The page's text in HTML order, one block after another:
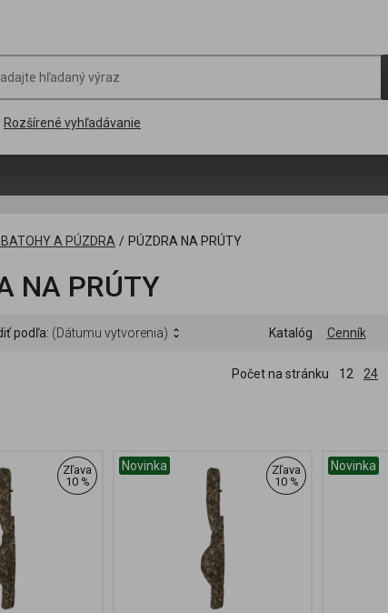
Rozšírené vyhľadávanie
A PÚZDRA / PÚZDRA NA PRÚTY
NA PRÚTY
podľa: (Dátumu vytvorenia) Katalóg Cenník
Počet na stránku 12 24
Zľava
10 %
Novinka
Zľava
10 %
Novinka